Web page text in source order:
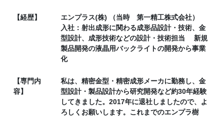
【経歴】
エンプラス(株) （当時 第一精工株式会社）
入社：射出成形に関わる成形品設計・技術、金
型設計、成形技術などの設計・技術担当 新規
製品開発の液晶用バックライトの開発から事業
化
【専門内
容】
私は、精密金型・精密成形メーカに勤務し、金
型設計・製品設計から研究開発など約30年経験
してきました。2017年に退社しましたので、よ
ろしくお願いします。これまでのエンプラ樹